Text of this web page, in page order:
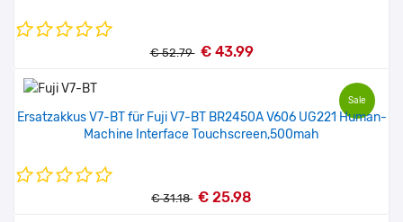
€ 52.79 € 43.99
Sale
Ersatzakkus V7-BT für Fuji V7-BT BR2450A V606 UG221 Human-
Machine Interface Touchscreen,500mah
€ 31.18 € 25.98